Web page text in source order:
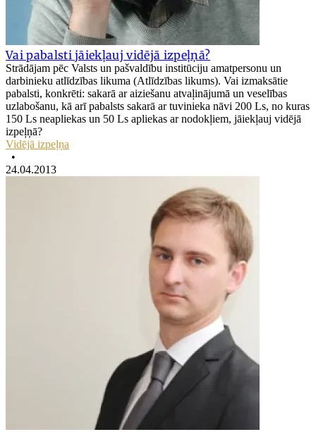
Vai pabalsti jāiekļauj vidējā izpeļņā?
Strādājam pēc Valsts un pašvaldību institūciju amatpersonu un
darbinieku atlīdzības likuma (Atlīdzības likums). Vai izmaksātie
pabalsti, konkrēti: sakarā ar aiziešanu atvaļinājumā un veselības
uzlabošanu, kā arī pabalsts sakarā ar tuvinieka nāvi 200 Ls, no kuras
150 Ls neapliekas un 50 Ls apliekas ar nodokļiem, jāiekļauj vidējā
izpeļņā?
Vidējā izpeļņa
•
24.04.2013